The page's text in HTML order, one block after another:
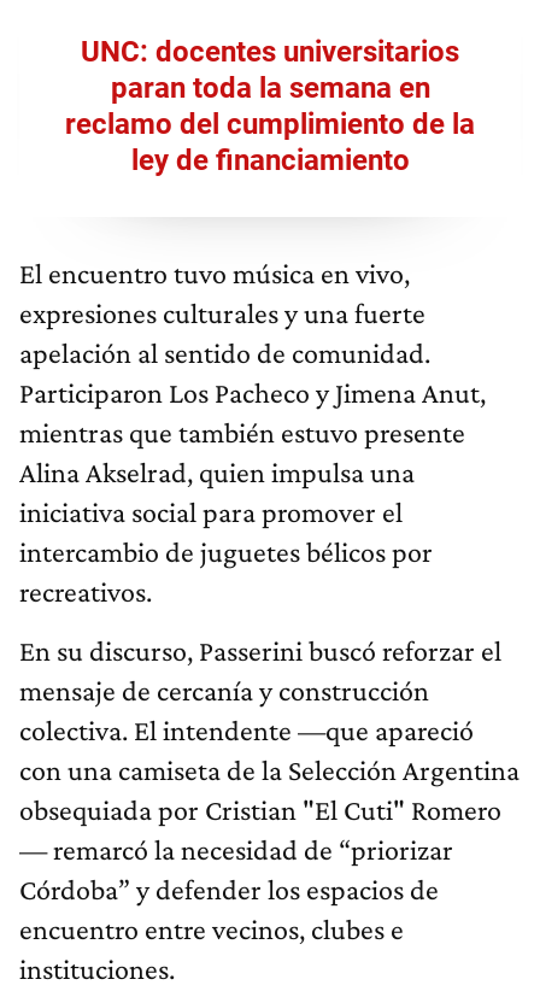
UNC: docentes universitarios
paran toda la semana en
reclamo del cumplimiento de la
ley de financiamiento
El encuentro tuvo música en vivo,
expresiones culturales y una fuerte
apelación al sentido de comunidad.
Participaron Los Pacheco y Jimena Anut,
mientras que también estuvo presente
Alina Akselrad, quien impulsa una
iniciativa social para promover el
intercambio de juguetes bélicos por
recreativos.
En su discurso, Passerini buscó reforzar el
mensaje de cercanía y construcción
colectiva. El intendente —que apareció
con una camiseta de la Selección Argentina
obsequiada por Cristian "El Cuti" Romero
— remarcó la necesidad de “priorizar
Córdoba” y defender los espacios de
encuentro entre vecinos, clubes e
instituciones.